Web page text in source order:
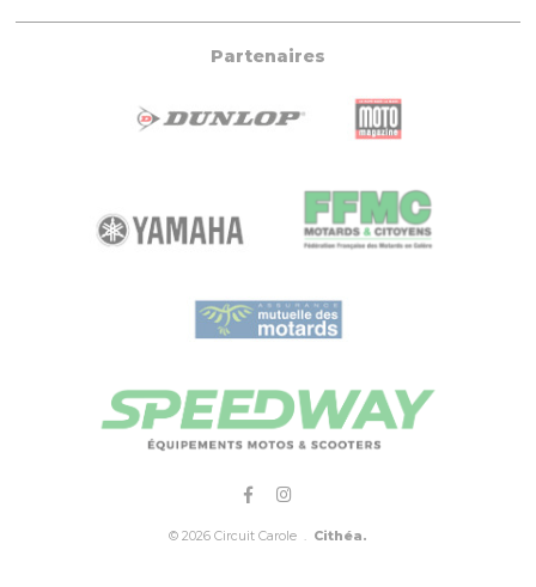
Partenaires
© 2026 Circuit Carole . Cithéa.